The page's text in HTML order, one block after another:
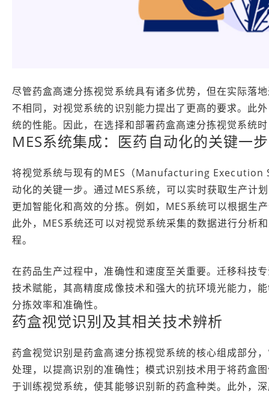
尽管药盒高速分拣视觉系统具有诸多优势，但在实际落
不相同，对视觉系统的识别能力提出了更高的要求。此
统的性能。因此，在选择和部署药盒高速分拣视觉系统
MES系统集成：医药自动化的关键一步
将视觉系统与现有的MES（Manufacturing Execution
动化的关键一步。通过MES系统，可以实时获取生产计
更加智能化和高效的分拣。例如，MES系统可以根据生
此外，MES系统还可以对视觉系统采集的数据进行分析
程。
在药品生产过程中，准确性和速度至关重要。迁移科技
技术赋能，其高精度成像技术和强大的抗环境光能力，
分拣效率和准确性。
药盒视觉识别及其相关技术辨析
药盒视觉识别是药盒高速分拣视觉系统的核心组成部分
处理，以提高识别的准确性；模式识别技术用于将药盒
于训练视觉系统，使其能够识别新的药盒种类。此外，